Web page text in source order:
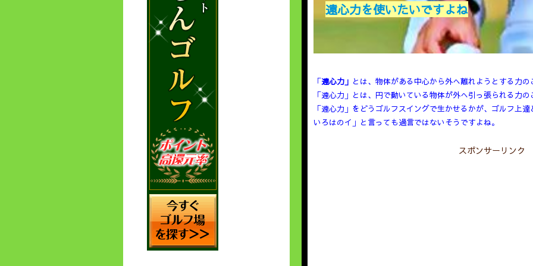
遠心力を使いたいですよね
「遠心力」 とは、物体がある中心から外へ離れようとする力
「遠心力」とは、円で動いている物体が外へ引っ張られる力
「遠心力」をどうゴルフスイングで生かせるかが、ゴルフ上
いろはのイ」と言っても過言ではないそうですよね。
スポンサーリンク